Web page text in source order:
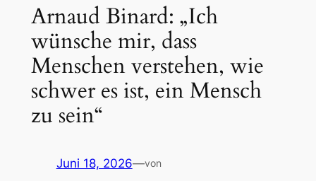
Arnaud Binard: „Ich
wünsche mir, dass
Menschen verstehen, wie
schwer es ist, ein Mensch
zu sein“
Juni 18, 2026—von